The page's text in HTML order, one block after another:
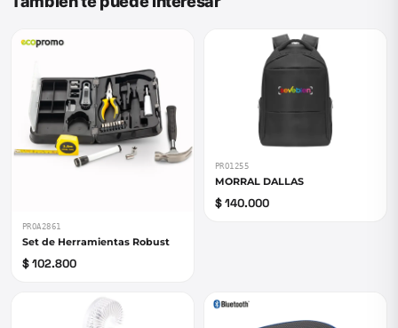
PROA2861
Set de Herramientas Robust
$ 102.800
PRO1255
MORRAL DALLAS
$ 140.000